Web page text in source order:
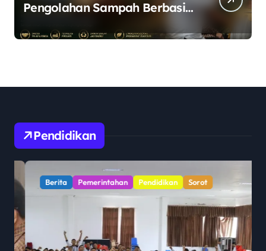
Pengolahan Sampah Berbasis
Pendidikan
Berita Pemerintahan Pendidikan Sorot